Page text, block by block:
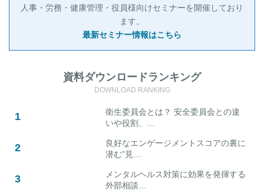
人事・労務・健康管理・役員様向けセミナーを開催しており
ます。
最新セミナー情報はこちら
資料ダウンロードランキング
DOWNLOAD RANKING
衛生委員会とは？ 安全委員会との違
いや役割、…
良好なエンゲージメントスコアの裏に
潜む”見…
メンタルヘルス対策に効果を発揮する
外部相談…